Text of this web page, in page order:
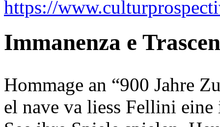
https://
Immanenza e
Hommage an “900 Jahre
el nave va liess Fellini